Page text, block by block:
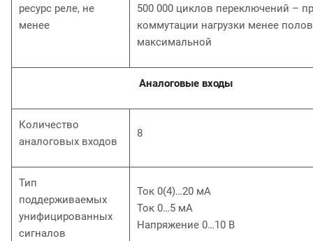
ресурс реле, не
менее
500 000 циклов переключений –
коммутации нагрузки менее
максимальной
Аналоговые входы
Количество
аналоговых входов
8
Тип
поддерживаемых
унифицированных
сигналов
Ток 0(4)…20 мА
Ток 0…5 мА
Напряжение 0…10 В